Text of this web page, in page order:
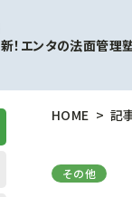
新！エンタの法面管理
HOME 記
その他